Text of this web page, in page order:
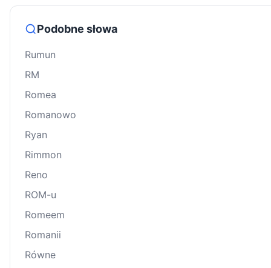
Podobne słowa
Rumun
RM
Romea
Romanowo
Ryan
Rimmon
Reno
ROM-u
Romeem
Romanii
Równe